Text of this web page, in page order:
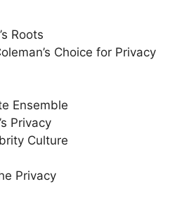
Roots
Choice for Privacy
Ensemble
Privacy
Culture
Privacy